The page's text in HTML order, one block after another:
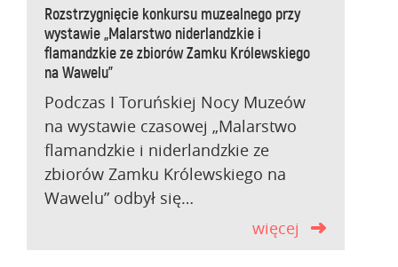
Rozstrzygnięcie konkursu muzealnego przy
wystawie „Malarstwo niderlandzkie i
flamandzkie ze zbiorów Zamku Królewskiego
na Wawelu”
Podczas I Toruńskiej Nocy Muzeów
na wystawie czasowej „Malarstwo
flamandzkie i niderlandzkie ze
zbiorów Zamku Królewskiego na
Wawelu” odbył się…
więcej